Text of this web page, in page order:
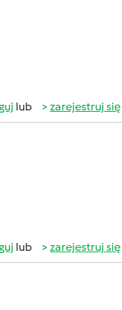
lub zarejestruj się
lub zarejestruj się